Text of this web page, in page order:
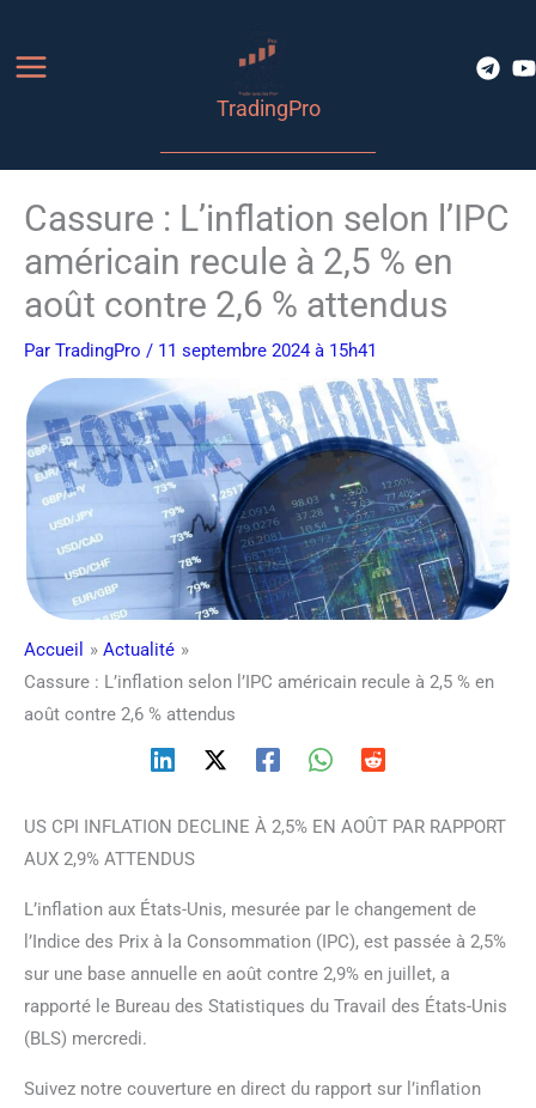
contenu
TradingPro
Cassure : L’inflation selon l’IPC
américain recule à 2,5 % en
août contre 2,6 % attendus
Par TradingPro / 11 septembre 2024 à 15h41
Accueil
Actualité
Cassure : L’inflation selon l’IPC américain recule à 2,5 % en
août contre 2,6 % attendus
US CPI INFLATION DECLINE À 2,5% EN AOÛT PAR RAPPORT
AUX 2,9% ATTENDUS
L’inflation aux États-Unis, mesurée par le changement de
l’Indice des Prix à la Consommation (IPC), est passée à 2,5%
sur une base annuelle en août contre 2,9% en juillet, a
rapporté le Bureau des Statistiques du Travail des États-Unis
(BLS) mercredi.
Suivez notre couverture en direct du rapport sur l’inflation